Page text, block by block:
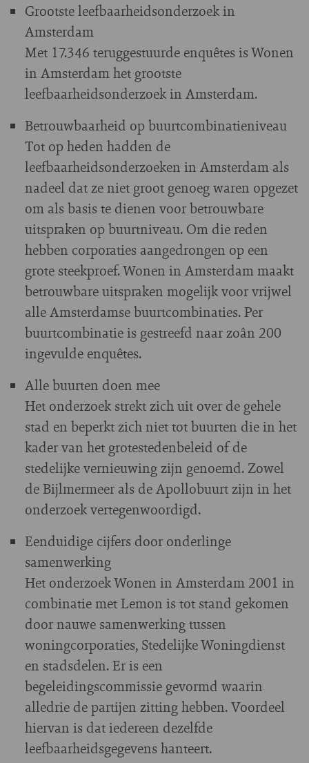
Grootste leefbaarheidsonderzoek in
Amsterdam
Met 17.346 teruggestuurde enquêtes is Wonen
in Amsterdam het grootste
leefbaarheidsonderzoek in Amsterdam.
Betrouwbaarheid op buurtcombinatieniveau
Tot op heden hadden de
leefbaarheidsonderzoeken in Amsterdam als
nadeel dat ze niet groot genoeg waren opgezet
om als basis te dienen voor betrouwbare
uitspraken op buurtniveau. Om die reden
hebben corporaties aangedrongen op een
grote steekproef. Wonen in Amsterdam maakt
betrouwbare uitspraken mogelijk voor vrijwel
alle Amsterdamse buurtcombinaties. Per
buurtcombinatie is gestreefd naar zoân 200
ingevulde enquêtes.
Alle buurten doen mee
Het onderzoek strekt zich uit over de gehele
stad en beperkt zich niet tot buurten die in het
kader van het grotestedenbeleid of de
stedelijke vernieuwing zijn genoemd. Zowel
de Bijlmermeer als de Apollobuurt zijn in het
onderzoek vertegenwoordigd.
Eenduidige cijfers door onderlinge
samenwerking
Het onderzoek Wonen in Amsterdam 2001 in
combinatie met Lemon is tot stand gekomen
door nauwe samenwerking tussen
woningcorporaties, Stedelijke Woningdienst
en stadsdelen. Er is een
begeleidingscommissie gevormd waarin
alledrie de partijen zitting hebben. Voordeel
hiervan is dat iedereen dezelfde
leefbaarheidsgegevens hanteert.